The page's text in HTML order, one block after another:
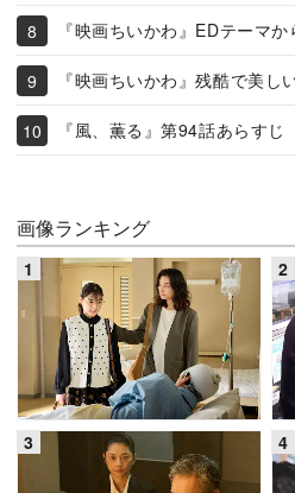
『映画ちいかわ』EDテーマ
『映画ちいかわ』残酷で美し
『風、薫る』第94話あらすじ
画像ランキング